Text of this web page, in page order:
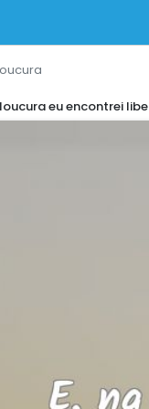
loucura eu encontrei